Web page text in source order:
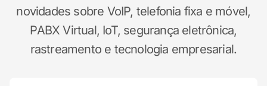
novidades sobre VoIP, telefonia fixa e móvel,
PABX Virtual, IoT, segurança eletrônica,
rastreamento e tecnologia empresarial.